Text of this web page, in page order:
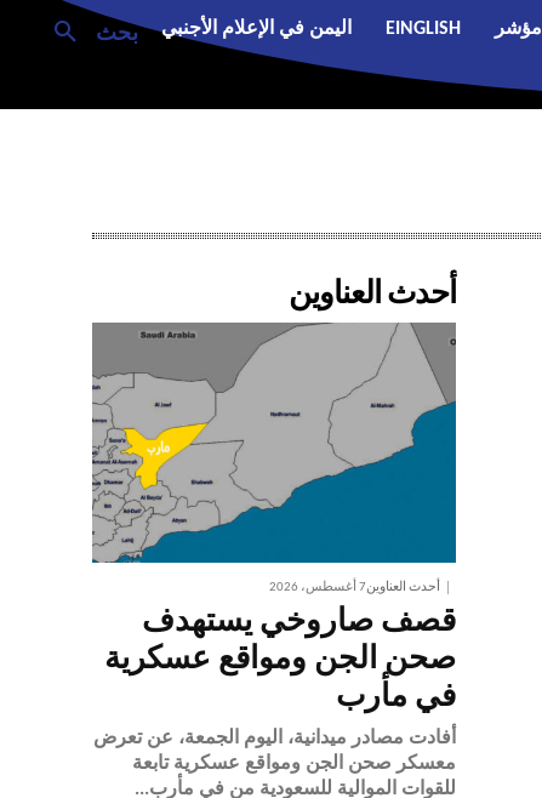
بحث مؤشر EINGLISH اليمن في الإعلام الأجنبي
أحدث العناوين
أحدث العناوين7 أغسطس، 2026
قصف صاروخي يستهدف
صحن الجن ومواقع عسكرية
في مأرب
أفادت مصادر ميدانية، اليوم الجمعة، عن تعرض
معسكر صحن الجن ومواقع عسكرية تابعة
للقوات الموالية للسعودية من في مأرب...